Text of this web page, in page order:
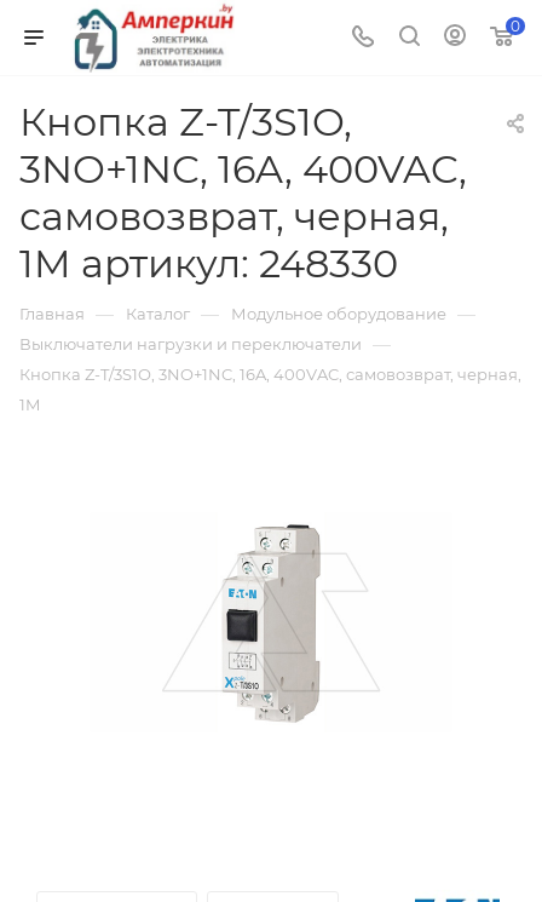
0
Кнопка Z-T/3S1O,
3NO+1NC, 16A, 400VAC,
самовозврат, черная,
1M артикул: 248330
Главная — Каталог — Модульное оборудование —
Выключатели нагрузки и переключатели —
Кнопка Z-T/3S1O, 3NO+1NC, 16A, 400VAC, самовозврат, черная,
1M